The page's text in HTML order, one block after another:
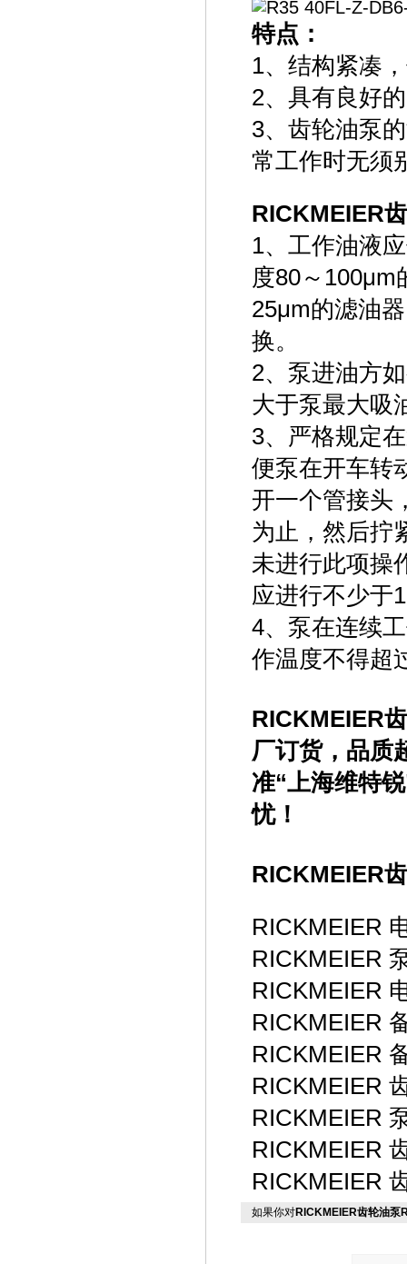
特点：
1、结构紧凑
2、具有良好
3、齿轮油泵
常工作时无须
RICKMEIER
1、工作油液
度80～100μm
25μm的滤油
换。
2、泵进油方
大于泵最大吸
3、严格规定
便泵在开车转
开一个管接头
为止，然后拧
未进行此项操
应进行不少于
4、泵在连续
作温度不得超
RICKMEIER
厂订货，品质
准“上海维特
忧！
RICKMEIER
RICKMEIER
RICKMEIER
RICKMEIER
RICKMEIER
RICKMEIER
RICKMEIER
RICKMEIER
RICKMEIER
RICKMEIER
如果你对RICKMEIER齿轮油泵